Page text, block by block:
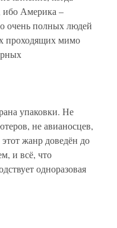
Америка –
полных людей
проходящих мимо
упаковки. Не
не авианосцев,
жанр доведён до
и всё, что
одноразовая